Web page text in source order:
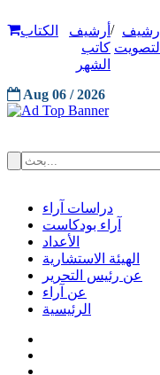
أرشيف
التصويت
/ أرشيف
كاتب
الشهر
الكتاب
Aug 06 / 2026
دراسات آراء
آراء بودكاست
الأعداد
الهيئة الاستشارية
عن رئيس التحرير
عن آراء
الرئيسية